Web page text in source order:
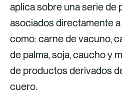
aplica sobre una serie de
asociados directamente
como: carne de vacuno,
de palma, soja, caucho y
de productos derivados
cuero.